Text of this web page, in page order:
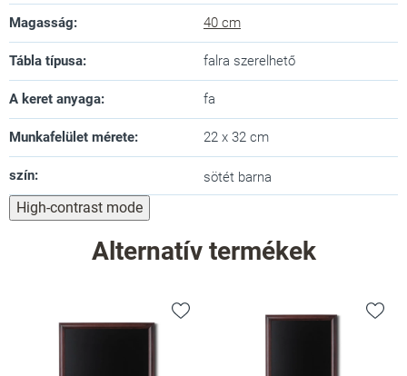
Magasság: 40 cm
Tábla típusa: falra szerelhető
A keret anyaga: fa
Munkafelület mérete: 22 x 32 cm
szín: sötét barna
High-contrast mode
Alternatív termékek